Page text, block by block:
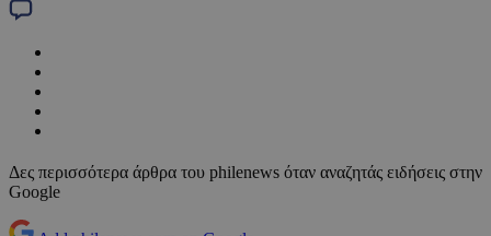
Δες περισσότερα άρθρα του philenews όταν αναζητάς ειδήσεις στην
Google